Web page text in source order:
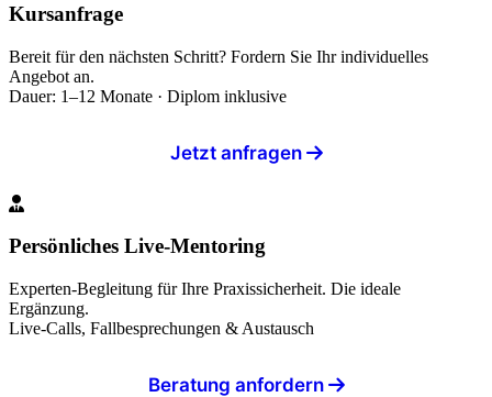
Kursanfrage
Bereit für den nächsten Schritt? Fordern Sie Ihr individuelles
Angebot an.
Dauer: 1–12 Monate · Diplom inklusive
Jetzt anfragen
Persönliches Live-Mentoring
Experten-Begleitung für Ihre Praxissicherheit. Die ideale
Ergänzung.
Live-Calls, Fallbesprechungen & Austausch
Beratung anfordern